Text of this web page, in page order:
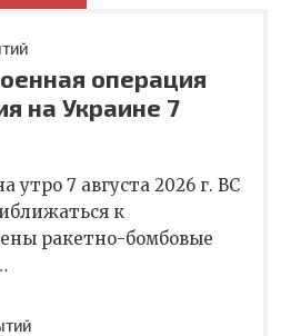
операция
на Украине 7
утро 7 августа 2026 г. ВС
к
ракетно-бомбовые